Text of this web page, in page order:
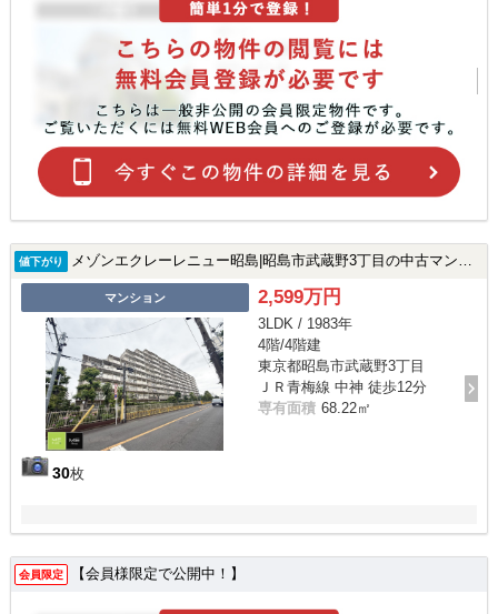
値下がり メゾンエクレーレニュー昭島|昭島市武蔵野3丁目の中古マンション
マンション
30枚
2,599万円
3LDK / 1983年
4階/4階建
東京都昭島市武蔵野3丁目
ＪＲ青梅線 中神 徒歩12分
専有面積 68.22㎡
会員限定 【会員様限定で公開中！】